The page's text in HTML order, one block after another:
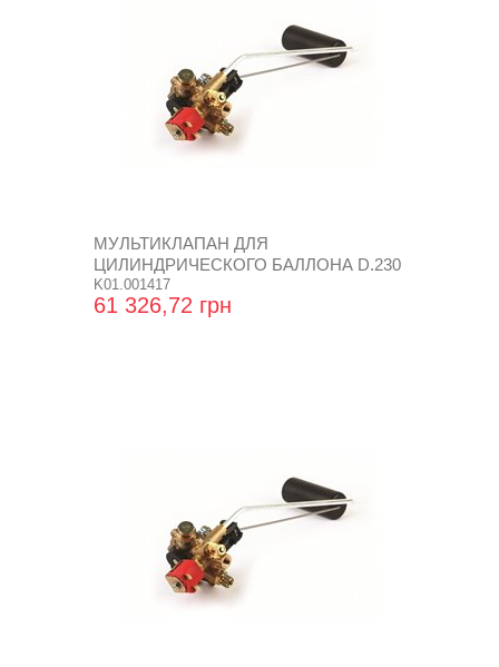
МУЛЬТИКЛАПАН ДЛЯ
ЦИЛИНДРИЧЕСКОГО БАЛЛОНА D.230
K01.001417
61 326,72 грн